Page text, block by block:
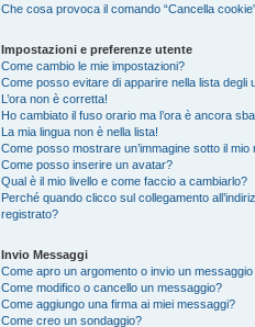
Che cosa provoca il comando “Cancella
Impostazioni e preferenze utente
Come cambio le mie impostazioni?
Come posso evitare di apparire nella lista degli
L’ora non è corretta!
Ho cambiato il fuso orario ma l’ora è ancora
La mia lingua non è nella lista!
Come posso mostrare un’immagine sotto il mio
Come posso inserire un avatar?
Qual è il mio livello e come faccio a cambiarlo?
Perché quando clicco sul collegamento
registrato?
Invio Messaggi
Come apro un argomento o invio un
Come modifico o cancello un messaggio?
Come aggiungo una firma ai miei messaggi?
Come creo un sondaggio?